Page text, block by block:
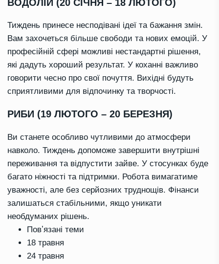
ВОДОЛІЙ (20 СІЧНЯ – 18 ЛЮТОГО)
Тиждень принесе несподівані ідеї та бажання змін.
Вам захочеться більше свободи та нових емоцій. У
професійній сфері можливі нестандартні рішення,
які дадуть хороший результат. У коханні важливо
говорити чесно про свої почуття. Вихідні будуть
сприятливими для відпочинку та творчості.
РИБИ (19 ЛЮТОГО – 20 БЕРЕЗНЯ)
Ви станете особливо чутливими до атмосфери
навколо. Тиждень допоможе завершити внутрішні
переживання та відпустити зайве. У стосунках буде
багато ніжності та підтримки. Робота вимагатиме
уважності, але без серйозних труднощів. Фінанси
залишаться стабільними, якщо уникати
необдуманих рішень.
Повʼязані теми
18 травня
24 травня